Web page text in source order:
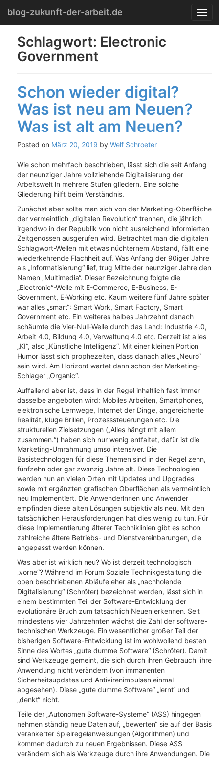
Menu
content
T
o
blog-zukunft-der-arbeit.de
Schlagwort: Electronic
Government
Schon wieder digital?
Was ist neu am Neuen?
Was ist alt am Neuen?
Posted on März 20, 2019 by Welf Schroeter
Wie schon mehrfach beschrieben, lässt sich die seit Anfang
der neunziger Jahre vollziehende Digitalisierung der
Arbeitswelt in mehrere Stufen gliedern. Eine solche
Gliederung hilft beim Verständnis.
Zunächst aber sollte man sich von der Marketing-Oberfläche
der vermeintlich „digitalen Revolution“ trennen, die jährlich
irgendwo in der Republik von nicht ausreichend informierten
Zeitgenossen ausgerufen wird. Betrachtet man die digitalen
Schlagwort-Wellen mit etwas nüchternem Abstand, fällt eine
wiederkehrende Flachheit auf. Was Anfang der 90iger Jahre
als „Informatisierung“ lief, trug Mitte der neunziger Jahre den
Namen „Multimedia“. Dieser Bezeichnung folgte die
„Electronic“-Welle mit E-Commerce, E-Business, E-
Government, E-Working etc. Kaum weitere fünf Jahre später
war alles „smart“: Smart Work, Smart Factory, Smart
Government etc. Ein weiteres halbes Jahrzehnt danach
schäumte die Vier-Null-Welle durch das Land: Industrie 4.0,
Arbeit 4.0, Bildung 4.0, Verwaltung 4.0 etc. Derzeit ist alles
„KI“, also „Künstliche Intelligenz“. Mit einer kleinen Portion
Humor lässt sich prophezeiten, dass danach alles „Neuro“
sein wird. Am Horizont wartet dann schon der Marketing-
Schlager „Organic“.
Auffallend aber ist, dass in der Regel inhaltlich fast immer
dasselbe angeboten wird: Mobiles Arbeiten, Smartphones,
elektronische Lernwege, Internet der Dinge, angereicherte
Realität, kluge Brillen, Prozesssteuerungen etc. Die
strukturellen Zielsetzungen („Alles hängt mit allem
zusammen.“) haben sich nur wenig entfaltet, dafür ist die
Marketing-Umrahmung umso intensiver. Die
Basistechnologen für diese Themen sind in der Regel zehn,
fünfzehn oder gar zwanzig Jahre alt. Diese Technologien
werden nun an vielen Orten mit Updates und Upgrades
sowie mit ergänzten grafischen Oberflächen als vermeintlich
neu implementiert. Die Anwenderinnen und Anwender
empfinden diese alten Lösungen subjektiv als neu. Mit den
tatsächlichen Herausforderungen hat dies wenig zu tun. Für
diese Implementierung älterer Techniklinien gibt es schon
zahlreiche ältere Betriebs- und Dienstvereinbarungen, die
angepasst werden können.
Was aber ist wirklich neu? Wo ist derzeit technologisch
„vorne“? Während im Forum Soziale Technikgestaltung die
oben beschriebenen Abläufe eher als „nachholende
Digitalisierung“ (Schröter) bezeichnet werden, lässt sich in
einem bestimmten Teil der Software-Entwicklung der
evolutionäre Bruch zum tatsächlich Neuen erkennen. Seit
mindestens vier Jahrzehnten wächst die Zahl der software-
technischen Werkzeuge. Ein wesentlicher großer Teil der
bisherigen Software-Entwicklung ist im wohlwollend besten
Sinne des Wortes „gute dumme Software“ (Schröter). Damit
sind Werkzeuge gemeint, die sich durch ihren Gebrauch, ihre
Anwendung nicht verändern (von immanenten
Sicherheitsupdates und Antivirenimpulsen einmal
abgesehen). Diese „gute dumme Software“ „lernt“ und
„denkt“ nicht.
Teile der „Autonomen Software-Systeme“ (ASS) hingegen
nehmen ständig neue Daten auf, „bewerten“ sie auf der Basis
verankerter Spielregelanweisungen (Algorithmen) und
kommen dadurch zu neuen Ergebnissen. Diese ASS
verändern sich als Werkzeuge durch ihre Anwendungen. Die